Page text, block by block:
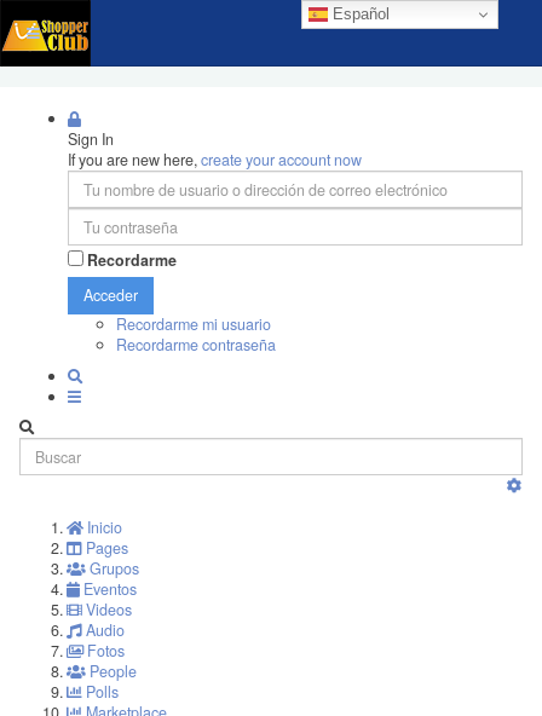
Español
Sign In
If you are new here,create your account now
Recordarme
Acceder
Recordarme mi usuario
Recordarme contraseña
Inicio
Pages
Grupos
Eventos
Videos
Audio
Fotos
People
Polls